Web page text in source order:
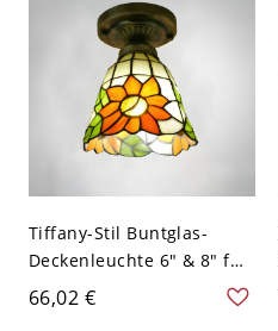
Tiffany-Stil Buntglas-
Deckenleuchte 6" & 8" für
Flure & Eingänge - Orange
110V-120V 15,24 cm
66,02 €